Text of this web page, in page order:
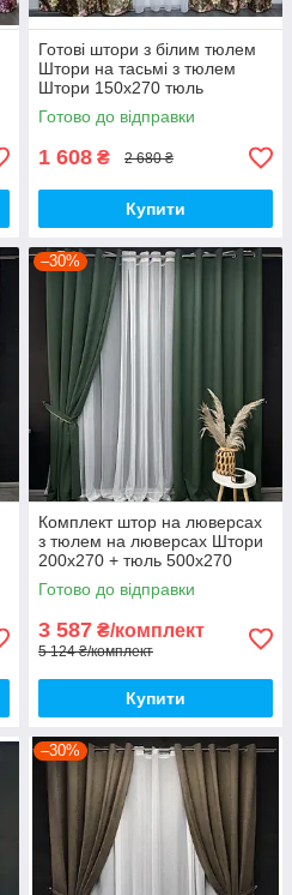
Готові штори з білим тюлем
Штори на тасьмі з тюлем
Штори 150х270 тюль
400х270 Штори з тюлем-
Оливковий
Готово до відправки
1 608 ₴ 2 680 ₴
Купити
–30%
Комплект штор на люверсах
з тюлем на люверсах Штори
200х270 + тюль 500х270
Штори з підхопленнями Коір
зелений
Готово до відправки
3 587 ₴/комплект
5 124 ₴/комплект
Купити
–30%